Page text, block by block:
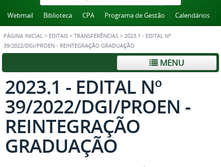
Webmail Biblioteca CPA Programa de Gestão Calendários
PÁGINA INICIAL > EDITAIS > TRANSFERÊNCIAS > 2023.1 - EDITAL Nº
39/2022/DGI/PROEN - REINTEGRAÇÃO GRADUAÇÃO
MENU
2023.1 - EDITAL Nº
39/2022/DGI/PROEN -
REINTEGRAÇÃO
GRADUAÇÃO